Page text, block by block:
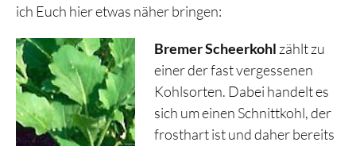
ich Euch hier etwas näher bringen:
Bremer Scheerkohl zählt zu
einer der fast vergessenen
Kohlsorten. Dabei handelt es
sich um einen Schnittkohl, der
frosthart ist und daher bereits